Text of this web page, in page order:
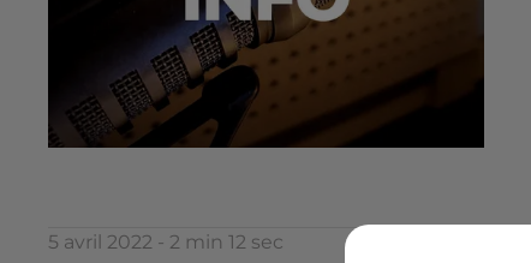
5 avril 2022 - 2 min 12 sec